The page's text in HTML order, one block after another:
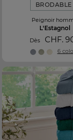
BRODABLE
Peignoir
L'Estagnol
Dès CHF.
6